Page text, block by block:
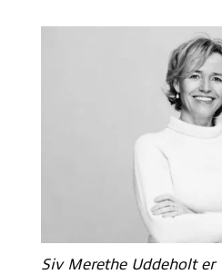
Siv Merethe Uddeholt